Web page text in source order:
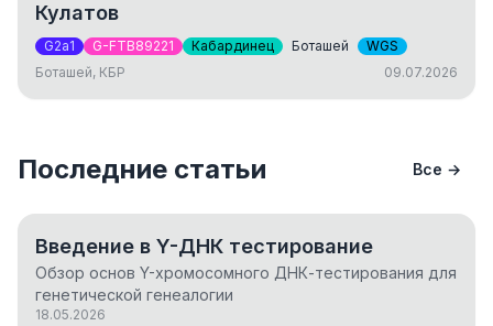
Кулатов
G2a1 G-FTB89221 Кабардинец Боташей
WGS
Боташей, КБР
09.07.2026
Последние статьи Все →
Введение в Y-ДНК тестирование
Обзор основ Y-хромосомного ДНК-тестирования для
генетической генеалогии
18.05.2026